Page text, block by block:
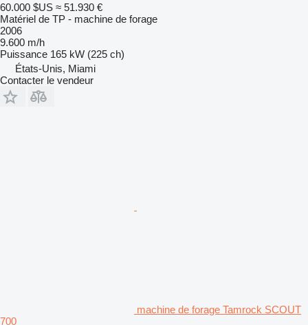
60.000 $US ≈ 51.930 €
Matériel de TP - machine de forage
2006
9.600 m/h
Puissance 165 kW (225 ch)
États-Unis, Miami
Contacter le vendeur
machine de forage Tamrock SCOUT
700